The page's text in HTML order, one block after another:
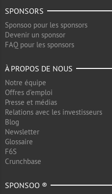
SPONSORS
Sponsoo pour les sponsors
Devenir un sponsor
FAQ pour les sponsors
À PROPOS DE NOUS
Notre équipe
Offres d'emploi
Presse et médias
Relations avec les investisseurs
Blog
Newsletter
Glossaire
F6S
Crunchbase
SPONSOO ®